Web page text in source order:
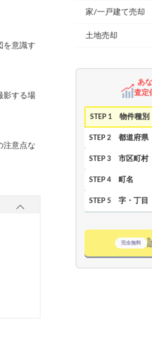
を意識す
影する場
注意点な
家/一戸建て売却
土地売却
あ
査定
STEP 1 物件種別
STEP 2 都道府県
STEP 3 市区町村
STEP 4 町名
STEP 5 字・丁目
完全無料